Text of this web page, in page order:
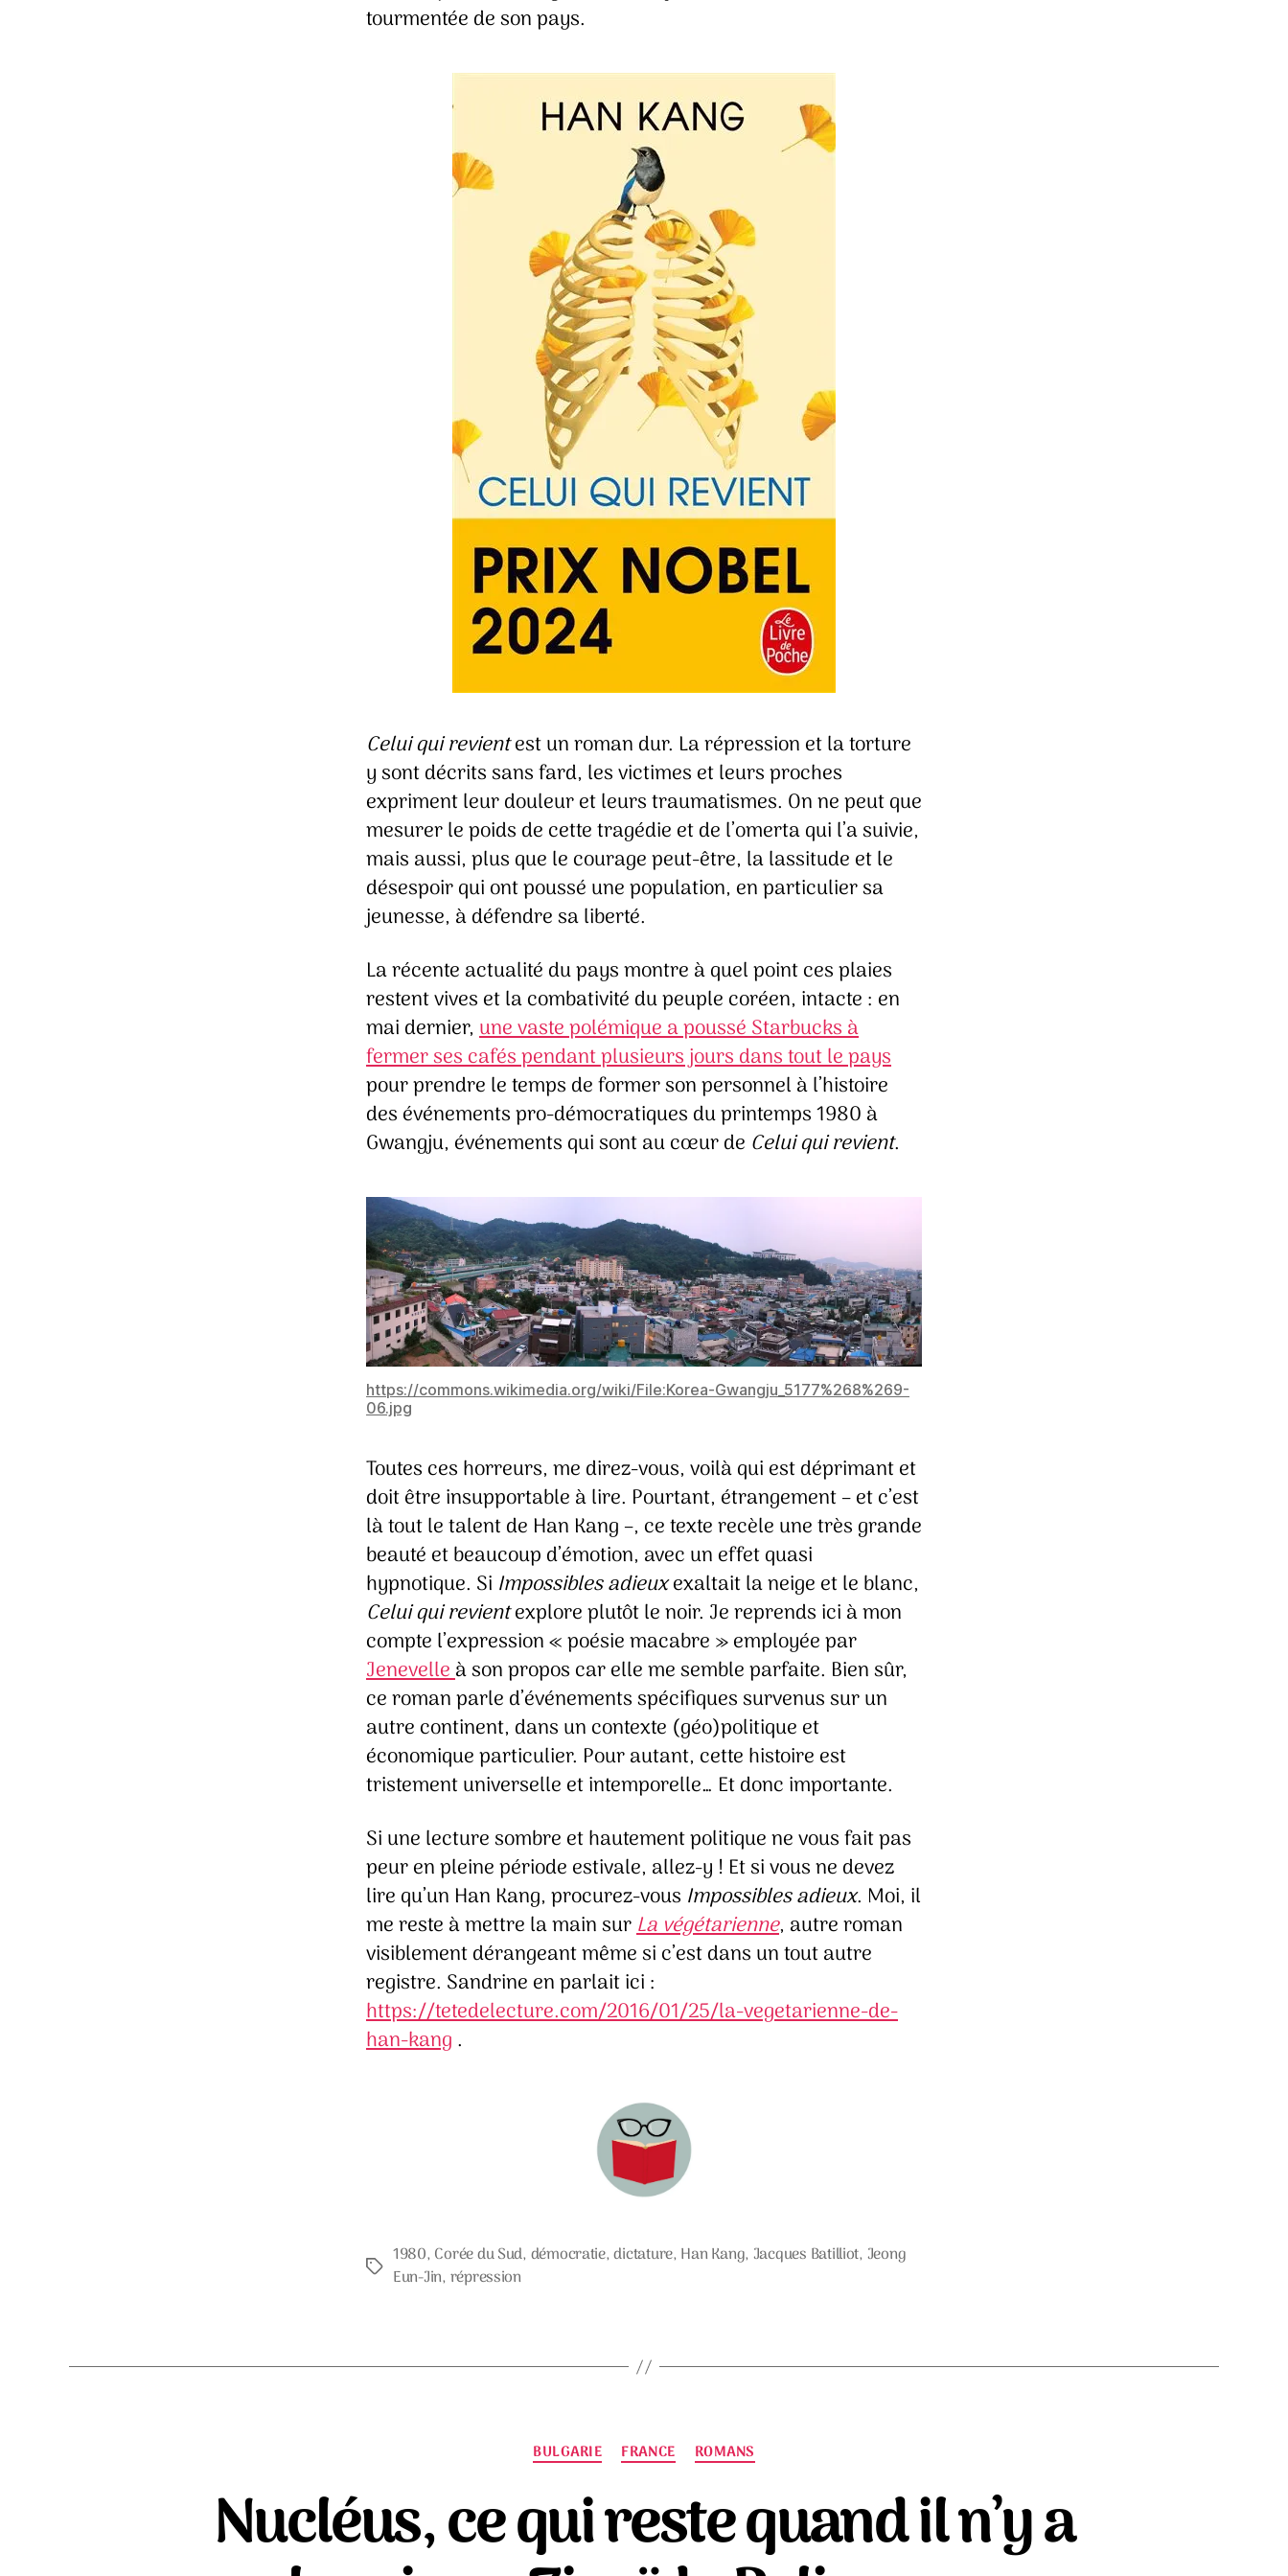
tourmentée de son pays.
Celui qui revientest un roman dur. La répression et la torture
y sont décrits sans fard, les victimes et leurs proches
expriment leur douleur et leurs traumatismes. On ne peut que
mesurer le poids de cette tragédie et de l’omerta qui l’a suivie,
mais aussi, plus que le courage peut-être, la lassitude et le
désespoir qui ont poussé une population, en particulier sa
jeunesse, à défendre sa liberté.
La récente actualité du pays montre à quel point ces plaies
restent vives et la combativité du peuple coréen, intacte : en
mai dernier, une vaste polémique a poussé Starbucks à
fermer ses cafés pendant plusieurs jours dans tout le pays
pour prendre le temps de former son personnel à l’histoire
des événements pro-démocratiques du printemps 1980 à
Gwangju, événements qui sont au cœur de Celui qui revient.
https://commons.wikimedia.org/wiki/File:Korea-Gwangju_5177%268%269-
06.jpg
Toutes ces horreurs, me direz-vous, voilà qui est déprimant et
doit être insupportable à lire. Pourtant, étrangement – et c’est
là tout le talent de Han Kang –, ce texte recèle une très grande
beauté et beaucoup d’émotion, avec un effet quasi
hypnotique. Si Impossibles adieuxexaltait la neige et le blanc,
Celui qui revientexplore plutôt le noir. Je reprends ici à mon
compte l’expression « poésie macabre » employée par
Jenevelleà son propos car elle me semble parfaite. Bien sûr,
ce roman parle d’événements spécifiques survenus sur un
autre continent, dans un contexte (géo)politique et
économique particulier. Pour autant, cette histoire est
tristement universelle et intemporelle… Et donc importante.
Si une lecture sombre et hautement politique ne vous fait pas
peur en pleine période estivale, allez-y ! Et si vous ne devez
lire qu’un Han Kang, procurez-vous Impossibles adieux. Moi, il
me reste à mettre la main surLa végétarienne, autre roman
visiblement dérangeant même si c’est dans un tout autre
registre. Sandrine en parlait ici :
https://tetedelecture.com/2016/01/25/la-vegetarienne-de-
han-kang .
Étiquettes
1980,Corée du Sud,démocratie,dictature,Han Kang,Jacques Batilliot,Jeong
Eun-Jin,répression
Catégories
BULGARIE FRANCE ROMANS
Nucléus, ce qui reste quand il n’y a